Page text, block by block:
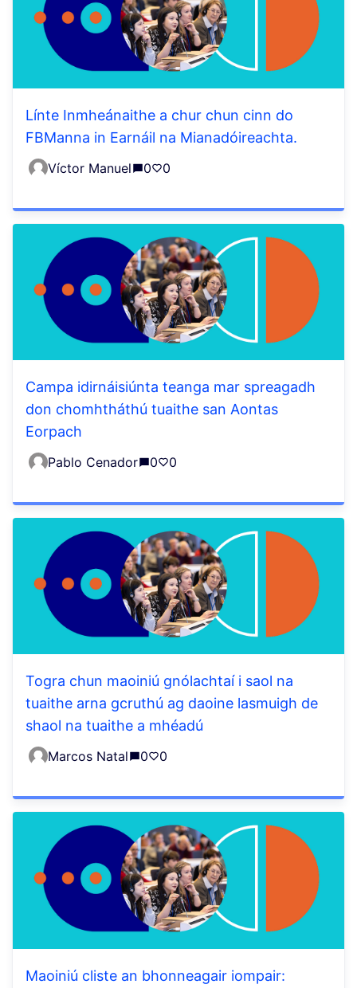
Línte Inmheánaithe a chur chun cinn do
FBManna in Earnáil na Mianadóireachta.
Víctor Manuel 0 0
Campa idirnáisiúnta teanga mar spreagadh
don chomhtháthú tuaithe san Aontas
Eorpach
Pablo Cenador 0 0
Togra chun maoiniú gnólachtaí i saol na
tuaithe arna gcruthú ag daoine lasmuigh de
shaol na tuaithe a mhéadú
Marcos Natal 0 0
Maoiniú cliste an bhonneagair iompair: